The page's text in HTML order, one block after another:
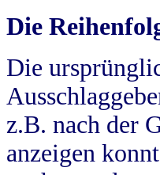
Die
Die
z.B. nach der
anzeigen